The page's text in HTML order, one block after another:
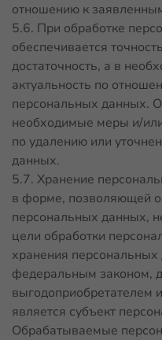
отношению к
5.6. При обработке
обеспечивается
достаточность, а в
актуальность по
персональных данных.
необходимые меры и/
по удалению или
данных.
5.7. Хранение
в форме, позволяющей
персональных данных,
цели обработки
хранения
федеральным законом,
выгодоприобретателем
является субъект
Обрабатываемые